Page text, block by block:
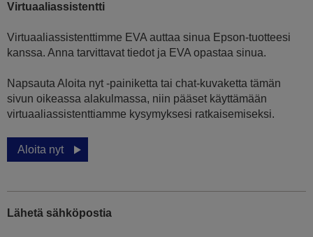
Virtuaaliassistentti
Virtuaaliassistenttimme EVA auttaa sinua Epson-tuotteesi
kanssa. Anna tarvittavat tiedot ja EVA opastaa sinua.
Napsauta Aloita nyt -painiketta tai chat-kuvaketta tämän
sivun oikeassa alakulmassa, niin pääset käyttämään
virtuaaliassistenttiamme kysymyksesi ratkaisemiseksi.
Aloita nyt
Lähetä sähköpostia